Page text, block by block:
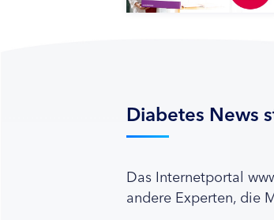
Diabetes News
Das Internetportal
andere Experten, die